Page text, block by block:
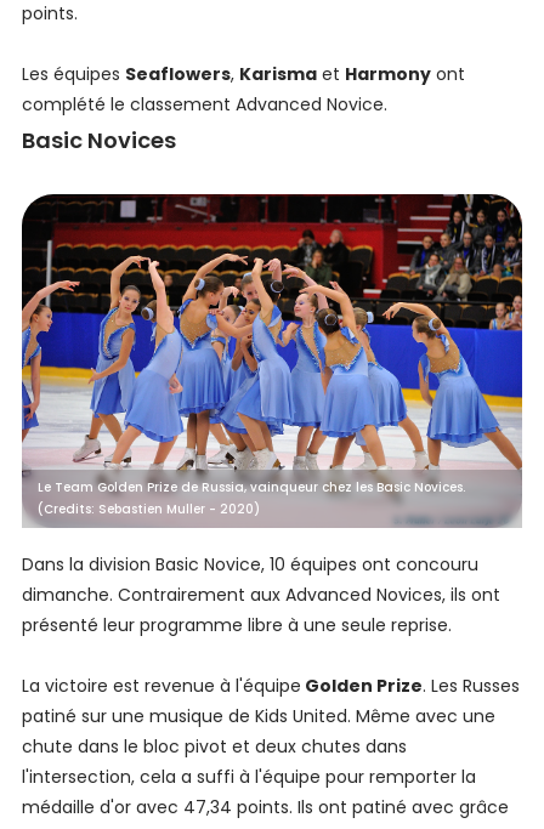
points.
Les équipes Seaflowers, Karismaet Harmonyont
complété le classement Advanced Novice.
Basic Novices
Le Team Golden Prize de Russia, vainqueur chez les Basic Novices.
(Credits: Sebastien Muller - 2020)
Dans la division Basic Novice, 10 équipes ont concouru
dimanche. Contrairement aux Advanced Novices, ils ont
présenté leur programme libre à une seule reprise.
La victoire est revenue à l'équipe Golden Prize. Les Russes
patiné sur une musique de Kids United. Même avec une
chute dans le bloc pivot et deux chutes dans
l'intersection, cela a suffi à l'équipe pour remporter la
médaille d'or avec 47,34 points. Ils ont patiné avec grâce